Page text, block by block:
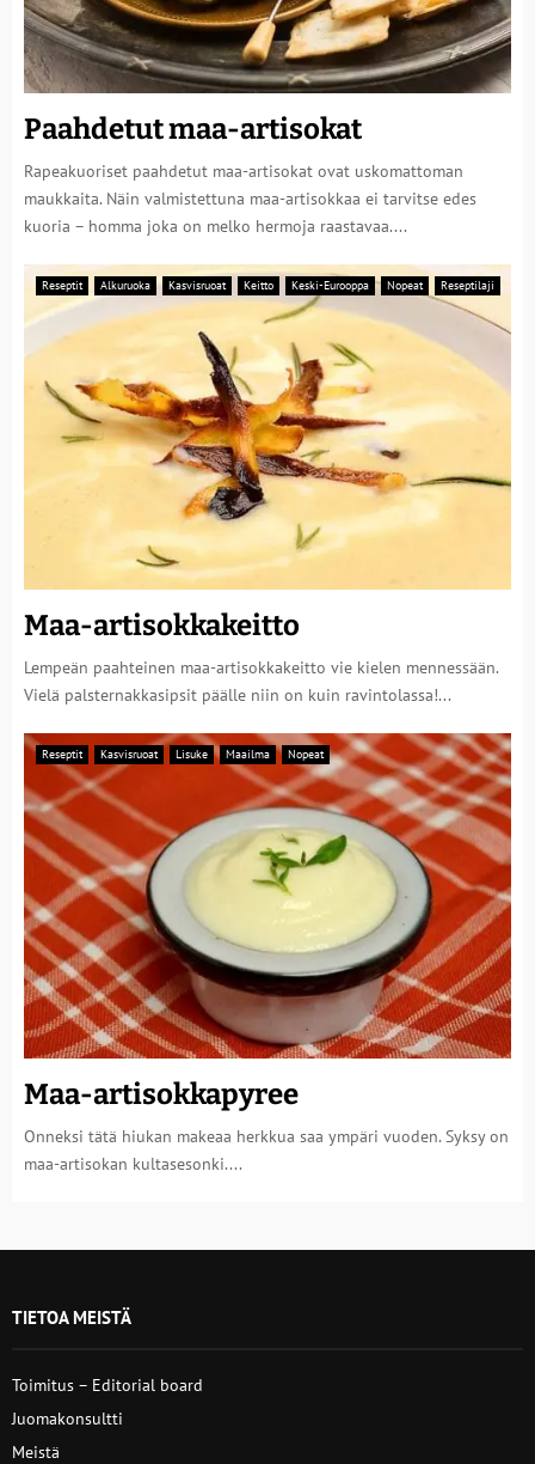
Paahdetut maa-artisokat
Rapeakuoriset paahdetut maa-artisokat ovat uskomattoman
maukkaita. Näin valmistettuna maa-artisokkaa ei tarvitse edes
kuoria – homma joka on melko hermoja raastavaa....
Reseptit Alkuruoka Kasvisruoat Keitto Keski-Eurooppa Nopeat Reseptilaji
Maa-artisokkakeitto
Lempeän paahteinen maa-artisokkakeitto vie kielen mennessään.
Vielä palsternakkasipsit päälle niin on kuin ravintolassa!...
Reseptit Kasvisruoat Lisuke Maailma Nopeat
Maa-artisokkapyree
Onneksi tätä hiukan makeaa herkkua saa ympäri vuoden. Syksy on
maa-artisokan kultasesonki....
TIETOA MEISTÄ
Toimitus – Editorial board
Juomakonsultti
Meistä